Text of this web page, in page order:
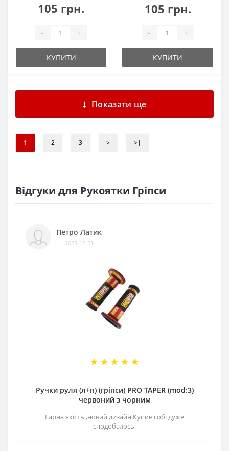
105 грн.
- +
КУПИТИ
105 грн.
- +
КУПИТИ
Показати ще
1 2 3 > >|
Відгуки для Рукоятки Гріпси
Петро Латик
2023-12-21
Ручки руля (л+п) (гріпси) PRO TAPER (mod:3)
червоний з чорним
Гарна якість ,новий дизайн.Купив собі дуже
сподобалось.